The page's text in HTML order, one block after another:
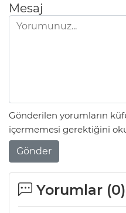
Mesaj
Gönderilen yorumların
içermemesi gerektiğini
Gönder
Yorumlar (0)